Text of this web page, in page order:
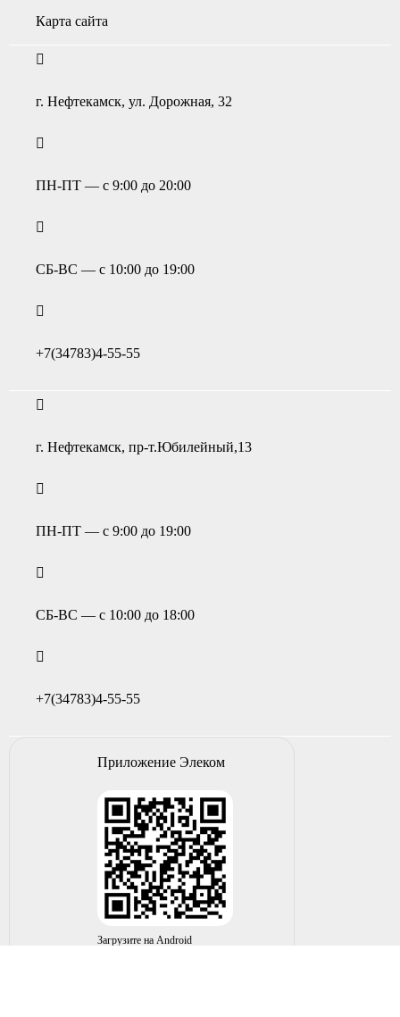
Карта сайта
г. Нефтекамск, ул. Дорожная, 32
ПН-ПТ — с 9:00 до 20:00
СБ-ВС — с 10:00 до 19:00
+7(34783)4-55-55
г. Нефтекамск, пр-т.Юбилейный,13
ПН-ПТ — с 9:00 до 19:00
СБ-ВС — с 10:00 до 18:00
+7(34783)4-55-55
Приложение Элеком
Загрузите на Android